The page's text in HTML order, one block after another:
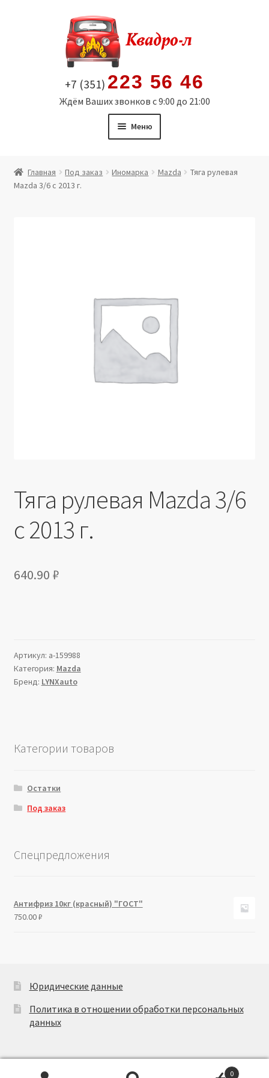
содержимому
+7 (351) 223 56 46
Ждём Ваших звонков с 9:00 до 21:00
Меню
Витрина
Юридические данные
Главная Под заказ Иномарка Mazda
Тяга рулевая
Mazda 3/6 с 2013 г.
Тяга рулевая Mazda 3/6
с 2013 г.
640.90 ₽
Артикул: a-159988
Категория: Mazda
Бренд: LYNXauto
Категории товаров
Остатки
Под заказ
Спецпредложения
Антифриз 10кг (красный) "ГОСТ"
750.00₽
Юридические данные
Политика в отношении обработки персональных
данных
0